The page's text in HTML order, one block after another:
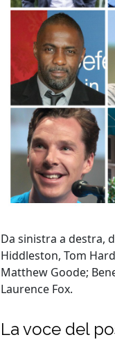
Da sinistra a destra,
Hiddleston, Tom
Matthew Goode;
Laurence Fox.
La voce del